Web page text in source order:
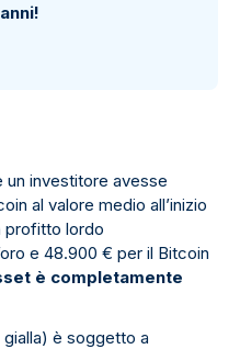
un investitore avesse
al valore medio all’inizio
profitto lordo
e 48.900 € per il Bitcoin
è completamente
è soggetto a